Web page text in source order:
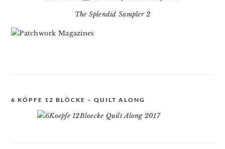
The Splendid Sampler 2
6 KÖPFE 12 BLÖCKE – QUILT ALONG